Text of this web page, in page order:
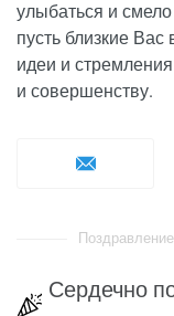
улыбаться и
пусть близкие
идеи и
и совершенству.
Сердечно